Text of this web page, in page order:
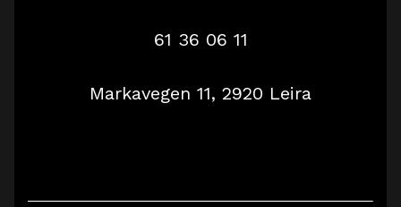
61 36 06 11
Markavegen 11, 2920 Leira